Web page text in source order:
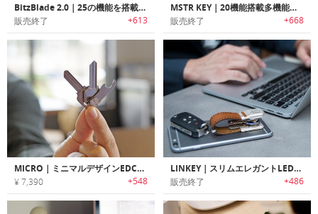
BitzBlade 2.0｜25の機能を搭載したEDCマルチツール「ビッツブレード2.0」
販売終了 +613
MSTR KEY｜20機能搭載多機能マルチキーツール「マスターキー」
販売終了 +668
MICRO｜ミニマルデザインEDCキーツール/オーガナイザー「マイクロ」
¥ 7,390 +548
LINKEY｜スリムエレガントLEDフラッシュライト搭載キーオーガナイザー「リンキー」
販売終了 +486